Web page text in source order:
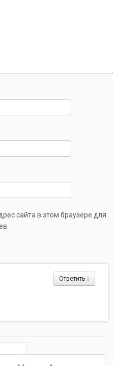
сайта в этом браузере для
Ответить ↓
записям